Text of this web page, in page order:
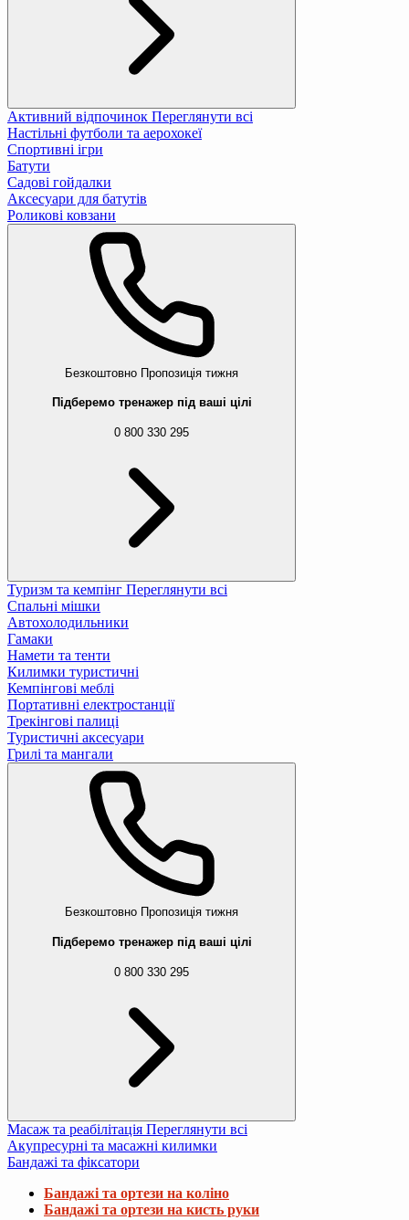
Активний відпочинок Переглянути всі
Настільні футболи та аерохокеї
Спортивні ігри
Батути
Садові гойдалки
Аксесуари для батутів
Роликові ковзани
Безкоштовно Пропозиція тижня
Підберемо тренажер під ваші цілі
0 800 330 295
Туризм та кемпінг Переглянути всі
Спальні мішки
Автохолодильники
Гамаки
Намети та тенти
Килимки туристичні
Кемпінгові меблі
Портативні електростанції
Трекінгові палиці
Туристичні аксесуари
Грилі та мангали
Безкоштовно Пропозиція тижня
Підберемо тренажер під ваші цілі
0 800 330 295
Масаж та реабілітація Переглянути всі
Акупресурні та масажні килимки
Бандажі та фіксатори
Бандажі та ортези на коліно
Бандажі та ортези на кисть руки